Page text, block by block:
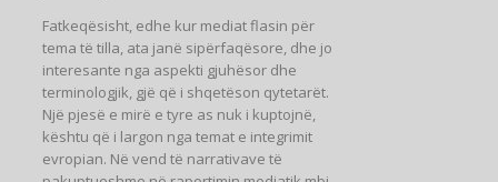
Fatkeqësisht, edhe kur mediat flasin për
tema të tilla, ata janë sipërfaqësore, dhe jo
interesante nga aspekti gjuhësor dhe
terminologjik, gjë që i shqetëson qytetarët.
Një pjesë e mirë e tyre as nuk i kuptojnë,
kështu që i largon nga temat e integrimit
evropian. Në vend të narrativave të